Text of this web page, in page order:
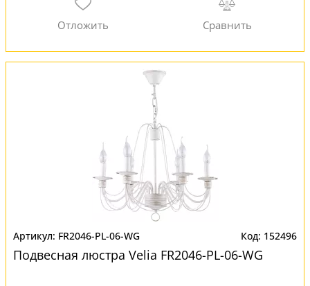
FR2046-PL-06-WG 152496
Подвесная люстра Velia FR2046-PL-06-WG